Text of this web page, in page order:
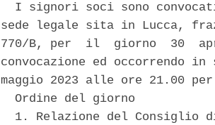
I signori soci sono
sede legale sita in Lucca,
770/B, per  il  giorno  30
convocazione ed occorrendo
maggio 2023 alle ore 21.00
  Ordine del giorno
1. Relazione del Consiglio